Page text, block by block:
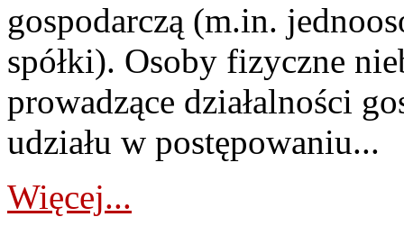
gospodarczą (m.in.
spółki). Osoby fizyczne
prowadzące działalności
udziału w postępowaniu...
Więcej...